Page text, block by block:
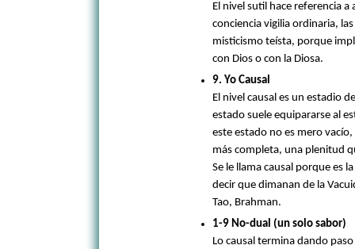
El nivel sutil hace referencia
conciencia vigilia ordinaria,
misticismo teísta, porque
con Dios o con la Diosa.
9. Yo Causal
El nivel causal es un estadio
estado suele equipararse al
este estado no es mero
más completa, una plenitud
Se le llama causal porque es
decir que dimanan de la
Tao, Brahman.
1-9 No-dual (un solo sabor)
Lo causal termina dando